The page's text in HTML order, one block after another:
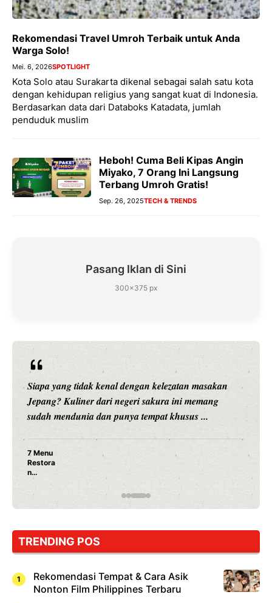
Rekomendasi Travel Umroh Terbaik untuk Anda
Warga Solo!
Mei. 6, 2026SPOTLIGHT
Kota Solo atau Surakarta dikenal sebagai salah satu kota
dengan kehidupan religius yang sangat kuat di Indonesia.
Berdasarkan data dari Databoks Katadata, jumlah
penduduk muslim
Heboh! Cuma Beli Kipas Angin
Miyako, 7 Orang Ini Langsung
Terbang Umroh Gratis!
Sep. 26, 2025TECH & TRENDS
Pasang Iklan di Sini
300×375 px
Siapa yang tidak kenal dengan kelezatan masakan
Jepang? Kuliner dari negeri sakura ini memang
sudah mendunia dan punya tempat khusus ...
7 Menu
Restora
n
Jepang
yang
Dicoba,
Cuma
Sushi!
TRENDING POS
Rekomendasi Tempat & Cara Asik
Nonton Film Philippines Terbaru